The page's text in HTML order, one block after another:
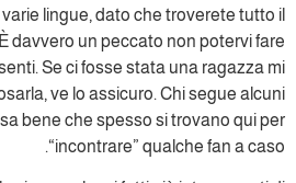
lingue, dato che troverete tutto il
davvero un peccato non potervi fare
Se ci fosse stata una ragazza mi
ve lo assicuro. Chi segue alcuni
bene che spesso si trovano qui per
“incontrare” qualche fan a caso.